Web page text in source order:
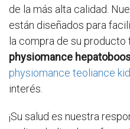
de la más alta calidad.
están diseñados para
la compra de su
physiomance
physiomance teoliance
interés.
¡Su salud es nuestra